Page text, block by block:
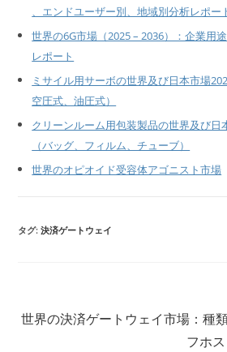
、エンドユーザー別、地域別分析レポー
世界の6G市場（2025 – 2036）：企業用
レポート
ミサイル用サーボの世界及び日本市場
空圧式、油圧式）
クリーンルーム用包装製品の世界及び日
（バッグ、フィルム、チューブ）
世界のオピオイド受容体アゴニスト市場
タグ:決済ゲートウェイ
他
世界の決済ゲートウェイ市場：種
フホ